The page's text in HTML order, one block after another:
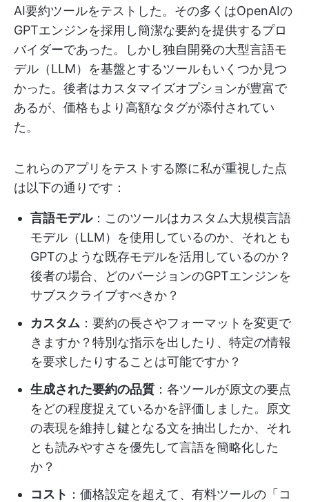
AI要約ツールをテストした。その多くはOpenAIの
GPTエンジンを採用し簡潔な要約を提供するプロ
バイダーであった。しかし独自開発の大型言語モ
デル（LLM）を基盤とするツールもいくつか見つ
かった。後者はカスタマイズオプションが豊富で
あるが、価格もより高額なタグが添付されてい
た。
これらのアプリをテストする際に私が重視した点
は以下の通りです：
言語モデル：このツールはカスタム大規模言語
モデル（LLM）を使用しているのか、それとも
GPTのような既存モデルを活用しているのか？
後者の場合、どのバージョンのGPTエンジンを
サブスクライブすべきか？
カスタム ：要約の長さやフォーマットを変更で
きますか？特別な指示を出したり、特定の情報
を要求したりすることは可能ですか？
生成された要約の品質 ：各ツールが原文の要点
をどの程度捉えているかを評価しました。原文
の表現を維持し鍵となる文を抽出したか、それ
とも読みやすさを優先して言語を簡略化した
か？
コスト ：価格設定を超えて、有料ツールの「コ